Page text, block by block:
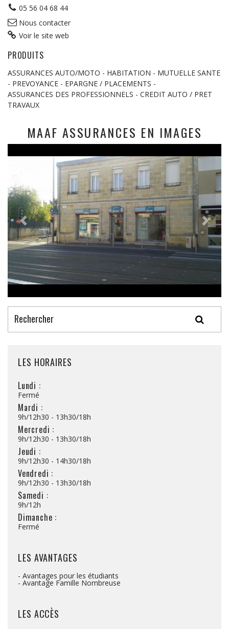
05 56 04 68 44
Nous contacter
Voir le site web
PRODUITS
ASSURANCES AUTO/MOTO - HABITATION - MUTUELLE SANTE
- PREVOYANCE - EPARGNE / PLACEMENTS -
ASSURANCES DES PROFESSIONNELS - CREDIT AUTO / PRET
TRAVAUX
MAAF ASSURANCES EN IMAGES
LES HORAIRES
Lundi :
Fermé
Mardi :
9h/12h30 - 13h30/18h
Mercredi :
9h/12h30 - 13h30/18h
Jeudi :
9h/12h30 - 14h30/18h
Vendredi :
9h/12h30 - 13h30/18h
Samedi :
9h/12h
Dimanche :
Fermé
LES AVANTAGES
- Avantages pour les étudiants
- Avantage Famille Nombreuse
LES ACCÈS